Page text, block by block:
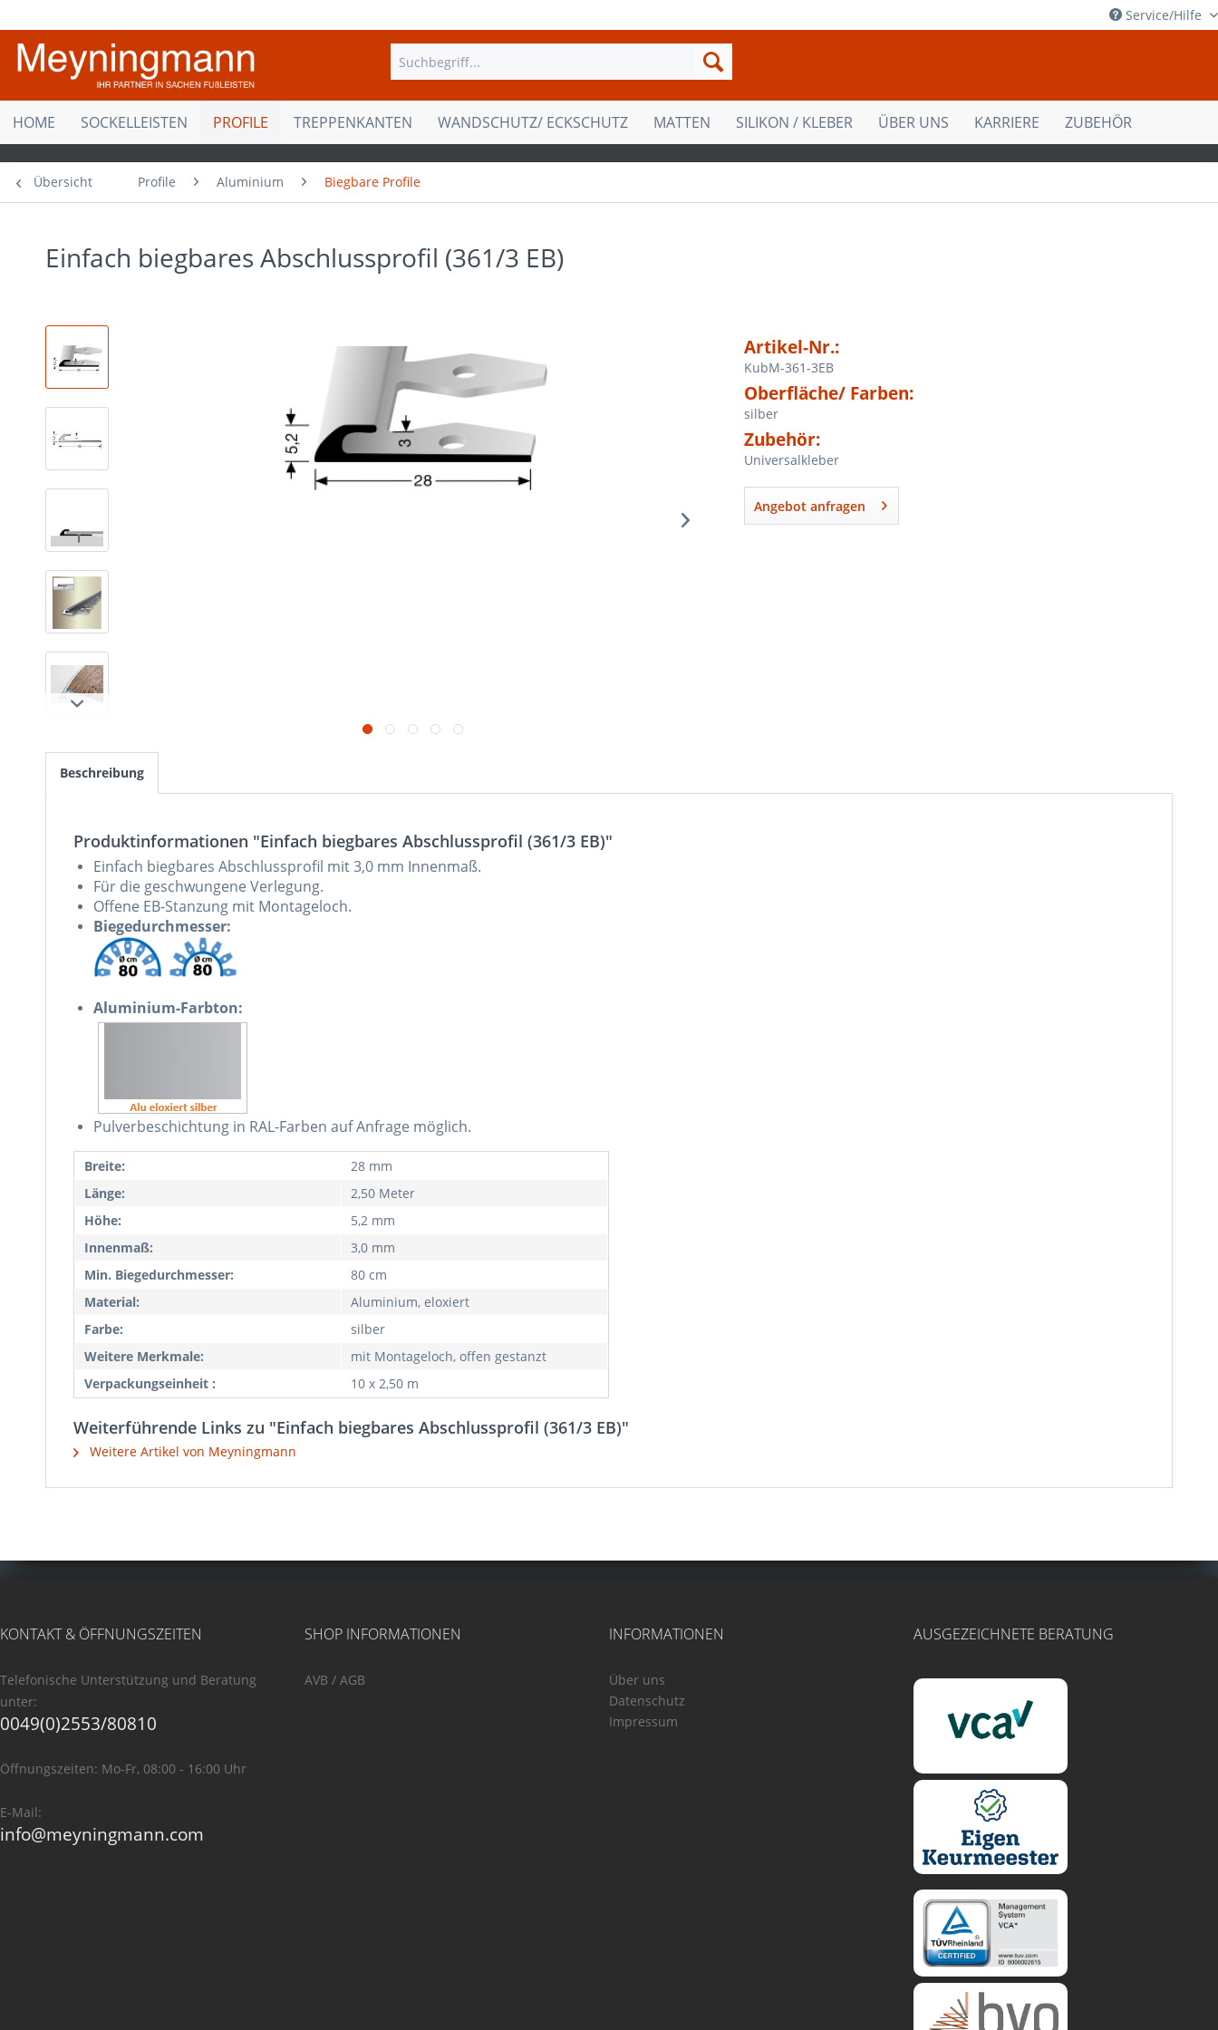
Service/Hilfe
HOME SOCKELLEISTEN PROFILE TREPPENKANTEN WANDSCHUTZ/ ECKSCHUTZ MATTEN SILIKON / KLEBER ÜBER UNS KARRIERE ZUBEHÖR
Übersicht Profile Aluminium Biegbare Profile
Einfach biegbares Abschlussprofil (361/3 EB)
Artikel-Nr.:
KubM-361-3EB
Oberfläche/ Farben:
silber
Zubehör:
Universalkleber
Angebot anfragen
Beschreibung
Produktinformationen "Einfach biegbares Abschlussprofil (361/3 EB)"
Einfach biegbares Abschlussprofil mit 3,0 mm Innenmaß.
Für die geschwungene Verlegung.
Offene EB-Stanzung mit Montageloch.
Biegedurchmesser:
Aluminium-Farbton:
Pulverbeschichtung in RAL-Farben auf Anfrage möglich.
Breite:
28 mm
Länge:
2,50 Meter
Höhe:
5,2 mm
Innenmaß:
3,0 mm
Min. Biegedurchmesser:
80 cm
Material:
Aluminium, eloxiert
Farbe:
silber
Weitere Merkmale:
mit Montageloch, offen gestanzt
Verpackungseinheit :
10 x 2,50 m
Weiterführende Links zu "Einfach biegbares Abschlussprofil (361/3 EB)"
Weitere Artikel von Meyningmann
KONTAKT & ÖFFNUNGSZEITEN
Telefonische Unterstützung und Beratung
unter:
0049(0)2553/80810
Öffnungszeiten: Mo-Fr, 08:00 - 16:00 Uhr
E-Mail:
info@meyningmann.com
SHOP INFORMATIONEN
AVB / AGB
INFORMATIONEN
Über uns
Datenschutz
Impressum
AUSGEZEICHNETE BERATUNG